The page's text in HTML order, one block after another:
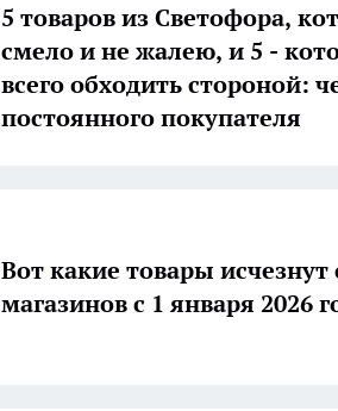
5 товаров из Светофора,
смело и не жалею, и 5 -
всего обходить стороной:
постоянного покупателя
Вот какие товары исчезнут
магазинов с 1 января 2026